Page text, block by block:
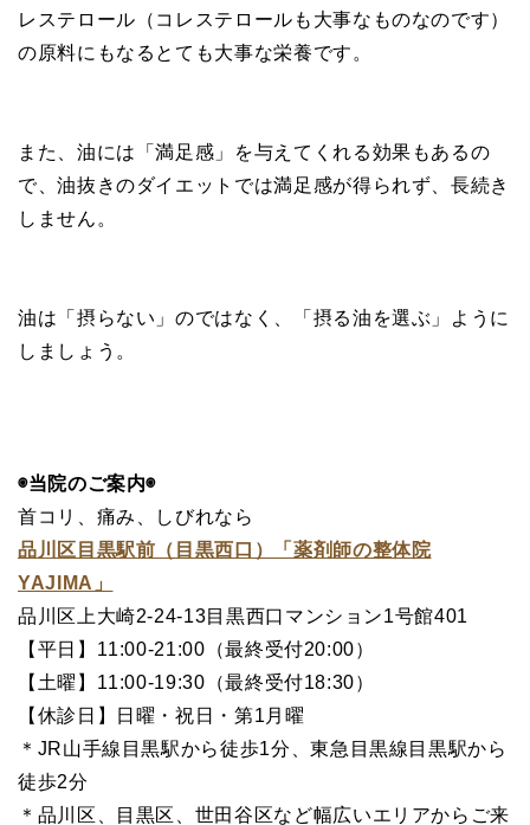
レステロール（コレステロールも大事なものなのです）
の原料にもなるとても大事な栄養です。
また、油には「満足感」を与えてくれる効果もあるの
で、油抜きのダイエットでは満足感が得られず、長続き
しません。
油は「摂らない」のではなく、「摂る油を選ぶ」ように
しましょう。
◉当院のご案内◉
首コリ、痛み、しびれなら
品川区目黒駅前（目黒西口）「薬剤師の整体院
YAJIMA」
品川区上大崎2-24-13目黒西口マンション1号館401
【平日】11:00-21:00（最終受付20:00）
【土曜】11:00-19:30（最終受付18:30）
【休診日】日曜・祝日・第1月曜
＊JR山手線目黒駅から徒歩1分、東急目黒線目黒駅から
徒歩2分
＊品川区、目黒区、世田谷区など幅広いエリアからご来